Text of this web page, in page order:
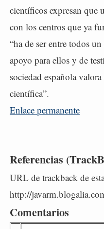
científicos expresan que
con los centros que ya
“ha de ser entre todos
apoyo para ellos y de
sociedad española
científica”.
Enlace permanente
Referencias
URL de trackback de
http://
Comentarios